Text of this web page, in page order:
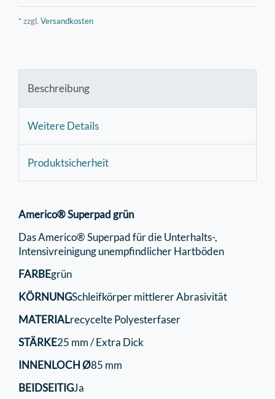
* zzgl. Versandkosten
Beschreibung
Weitere Details
Produktsicherheit
Americo® Superpadgrün
Das Americo® Superpad für die Unterhalts-,
Intensivreinigung unempfindlicher Hartböden
FARBEgrün
KÖRNUNGSchleifkörper mittlerer Abrasivität
MATERIALrecycelte Polyesterfaser
STÄRKE25 mm / Extra Dick
INNENLOCH Ø85 mm
BEIDSEITIGJa